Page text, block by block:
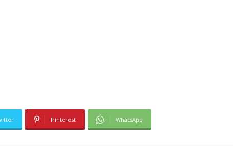
Pinterest WhatsApp